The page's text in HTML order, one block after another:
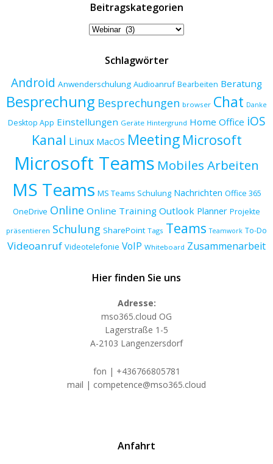
Beitragskategorien
Beitragskategorien
Schlagwörter
Android Anwenderschulung Audioanruf Bearbeiten Beratung
Besprechung Besprechungen browser Chat Danke
Desktop App Einstellungen Geräte Hintergrund Home Office iOS
Kanal Linux MacOS Meeting Microsoft
Microsoft Teams Mobiles Arbeiten
MS Teams MS Teams Schulung Nachrichten Office 365
OneDrive Online Online Training Outlook Planner Projekte
präsentieren Schulung SharePoint Tags Teams Teamwork To-Do
Videoanruf Videotelefonie VoIP Whiteboard Zusammenarbeit
Hier finden Sie uns
Adresse:
mso365.cloud OG
Lagerstraße 1-5
A-2103 Langenzersdorf
fon | +436766805781
mail | competence@mso365.cloud
Anfahrt